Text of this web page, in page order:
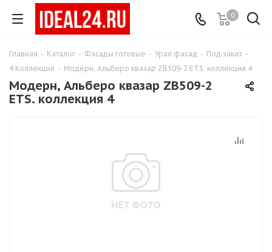
0
Главная - Каталог - Фасады готовые - Урал фасад - Под заказ -
4 Коллекция - Модерн, Альберо квазар ZB509-2 ETS. коллекция 4
Модерн, Альберо квазар ZB509-2
ETS. коллекция 4